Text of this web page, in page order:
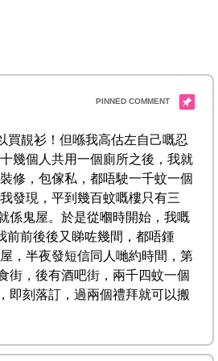
買靚衫！但喺我高估左自己嘅忍
幾個人共用一個廁所之後，我就
修，包傢私，都唔駛一千蚊一個
發現，平到幾百蚊嘅樓只有三
係鬼屋。於是從嗰時開始，我嘅
前前後後又睇咗幾間，都唔鍾
，半夜發短信同人哋約時間，第
街，後有酒吧街，兩千四蚊一個
即刻落訂，過兩個禮拜就可以搬